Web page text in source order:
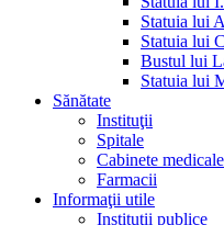
Statuia lui
Statuia lui
Bustul lui
Statuia lui
Sănătate
Instituţii
Spitale
Cabinete medicale
Farmacii
Informaţii utile
Instituţii publice